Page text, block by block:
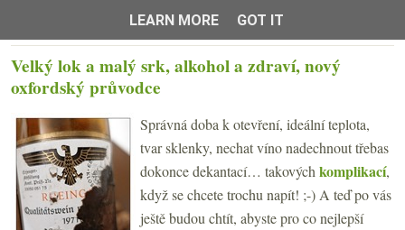
Velký lok a malý srk, alkohol a zdraví, nový
oxfordský průvodce
Správná doba k otevření, ideální teplota,
tvar sklenky, nechat víno nadechnout třebas
dokonce dekantací… takových komplikací,
když se chcete trochu napít! ;-) A teď po vás
ještě budou chtít, abyste pro co nejlepší
LEARN MORE
GOT IT